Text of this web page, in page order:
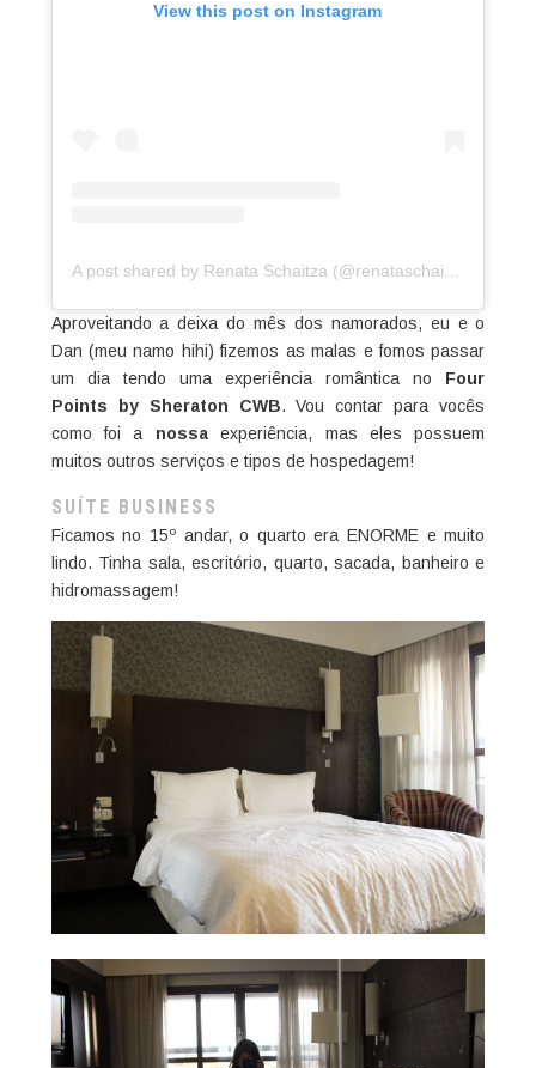
View this post on Instagram
Aproveitando a deixa do mês dos namorados, eu e o
Dan (meu namo hihi) fizemos as malas e fomos passar
um dia tendo uma experiência romântica no Four
Points by Sheraton CWB. Vou contar para vocês
como foi a nossaexperiência, mas eles possuem
muitos outros serviços e tipos de hospedagem!
SUÍTE BUSINESS
Ficamos no 15º andar, o quarto era ENORME e muito
lindo. Tinha sala, escritório, quarto, sacada, banheiro e
hidromassagem!